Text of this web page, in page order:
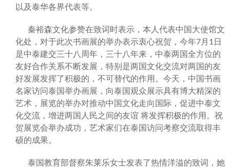
以及泰华各界代表等。
秦裕森文化参赞在致词时表示，本人代表中国大使馆文
化处，对于此次书画展的举办表示衷心祝贺，今年7月1日
是中泰建交三十八周年，三十八年来，中泰两国全方位的
友好合作关系不断发展，特别是两国文化交流对两国的友
好发展发挥了积极的，不可替代的作用。今天，中国书画
名家访问泰国举办画展，向泰国观众展示具有博大精深的
艺术，展览的举办对推动中国文化走向国际，促进中泰文
化交流，增进两国人民之间的友谊 将发挥积极的作用。祝
贺展览会举办成功，艺术家们在泰国访问考察交流取得丰
硕的成果。
泰国教育部督察朱莱乐女士发表了热情洋溢的致词，她